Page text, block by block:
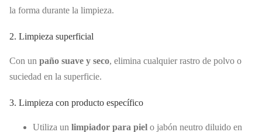
la forma durante la limpieza.
2. Limpieza superficial
Con un paño suave y seco, elimina cualquier rastro de polvo o
suciedad en la superficie.
3. Limpieza con producto específico
Utiliza un limpiador para piel o jabón neutro diluido en